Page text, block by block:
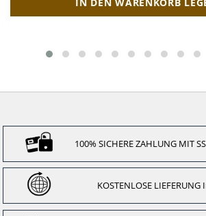
100% SICHERE ZAHLUNG MIT
KOSTENLOSE LIEFERUNG